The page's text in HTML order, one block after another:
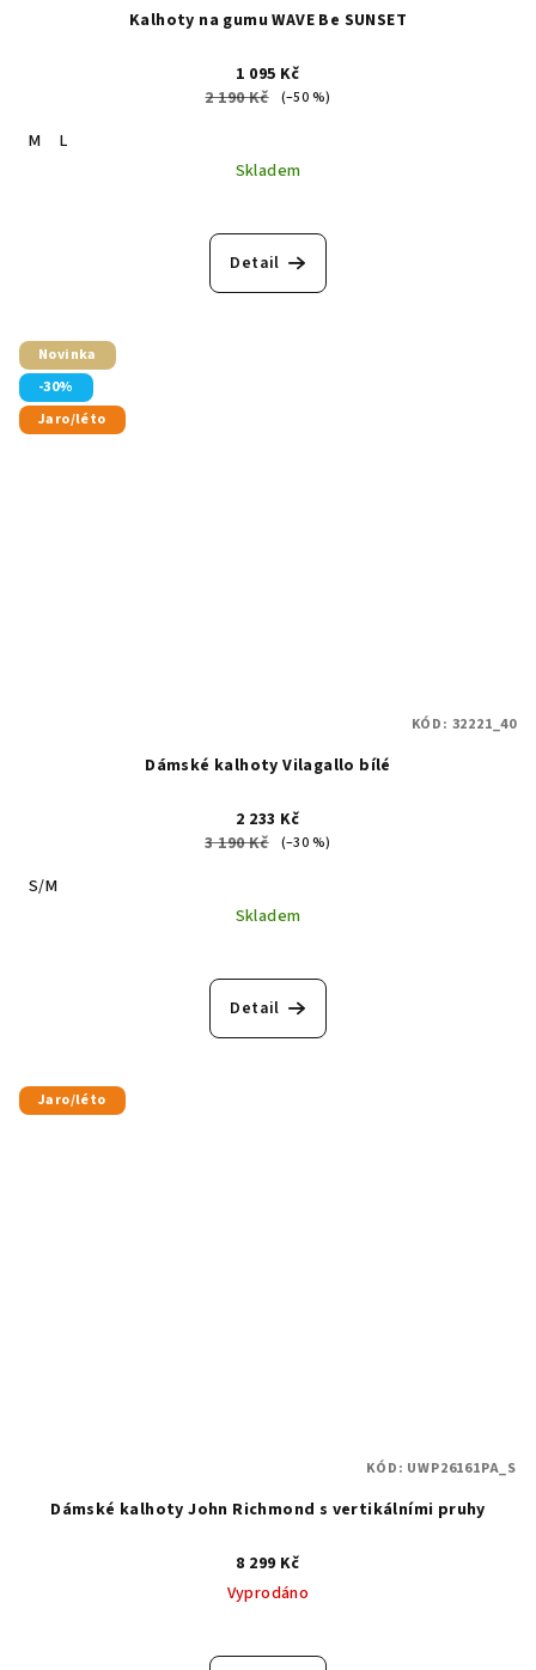
Kalhoty na gumu WAVE Be SUNSET
1 095 Kč
2 190 Kč
(–50 %)
M
L
Skladem
Detail
Novinka
-30%
Jaro/léto
Dámské kalhoty Vilagallo bílé
2 233 Kč
3 190 Kč
(–30 %)
S/M
Skladem
Detail
KÓD: 32221_40
Jaro/léto
Dámské kalhoty John Richmond s vertikálními pruhy
8 299 Kč
Vyprodáno
KÓD: UWP26161PA_S